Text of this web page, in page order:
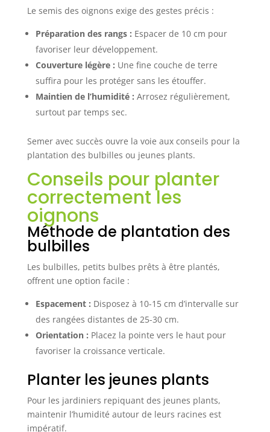
Le semis des oignons exige des gestes précis :
Préparation des rangs : Espacer de 10 cm pour
favoriser leur développement.
Couverture légère : Une fine couche de terre
suffira pour les protéger sans les étouffer.
Maintien de l’humidité : Arrosez régulièrement,
surtout par temps sec.
Semer avec succès ouvre la voie aux conseils pour la
plantation des bulbilles ou jeunes plants.
Conseils pour planter
correctement les
oignons
Méthode de plantation des
bulbilles
Les bulbilles, petits bulbes prêts à être plantés,
offrent une option facile :
Espacement : Disposez à 10-15 cm d’intervalle sur
des rangées distantes de 25-30 cm.
Orientation : Placez la pointe vers le haut pour
favoriser la croissance verticale.
Planter les jeunes plants
Pour les jardiniers repiquant des jeunes plants,
maintenir l’humidité autour de leurs racines est
impératif.